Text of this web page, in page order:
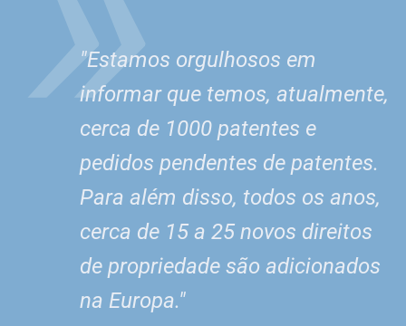
Este conjunto de recipientes para os nossos sistemas
A excelente funcionalidade também impressionou o júri dos
"Estamos orgulhosos em
informar que temos, atualmente,
cerca de 1000 patentes e
pedidos pendentes de patentes.
Para além disso, todos os anos,
cerca de 15 a 25 novos direitos
de propriedade são adicionados
na Europa."